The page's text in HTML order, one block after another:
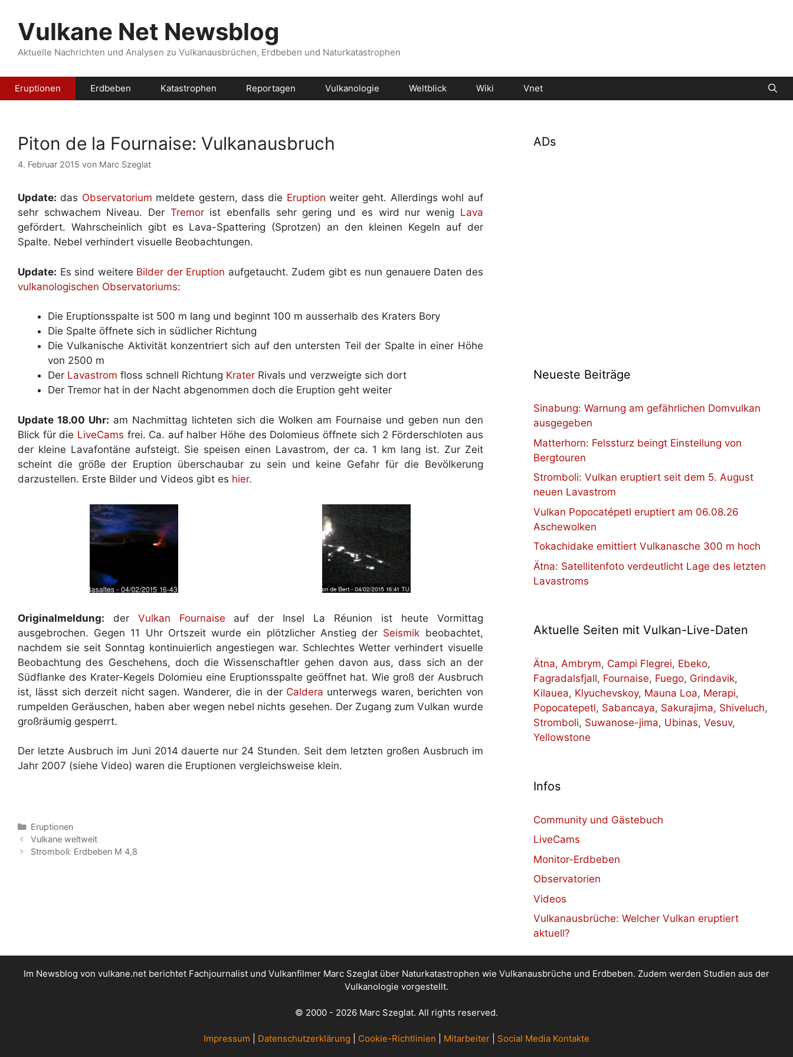
Inhalt
springenVulkane Net Newsblog
Aktuelle Nachrichten und Analysen zu Vulkanausbrüchen, Erdbeben und Naturkatastrophen
Eruptionen Erdbeben Katastrophen Reportagen Vulkanologie Weltblick Wiki Vnet
Piton de la Fournaise: Vulkanausbruch
4. Februar 2015 von Marc Szeglat
Update: das Observatorium meldete gestern, dass die Eruption weiter geht. Allerdings wohl auf
sehr schwachem Niveau. Der Tremorist ebenfalls sehr gering und es wird nur wenig Lava
gefördert. Wahrscheinlich gibt es Lava-Spattering (Sprotzen) an den kleinen Kegeln auf der
Spalte. Nebel verhindert visuelle Beobachtungen.
Update: Es sind weitere Bilder der Eruption aufgetaucht. Zudem gibt es nun genauere Daten des
vulkanologischen Observatoriums:
Die Eruptionsspalte ist 500 m lang und beginnt 100 m ausserhalb des Kraters Bory
Die Spalte öffnete sich in südlicher Richtung
Die Vulkanische Aktivität konzentriert sich auf den untersten Teil der Spalte in einer Höhe
von 2500 m
Der Lavastrom floss schnell Richtung Krater Rivals und verzweigte sich dort
Der Tremor hat in der Nacht abgenommen doch die Eruption geht weiter
Update 18.00 Uhr: am Nachmittag lichteten sich die Wolken am Fournaise und geben nun den
Blick für die LiveCams frei. Ca. auf halber Höhe des Dolomieus öffnete sich 2 Förderschloten aus
der kleine Lavafontäne aufsteigt. Sie speisen einen Lavastrom, der ca. 1 km lang ist. Zur Zeit
scheint die größe der Eruption überschaubar zu sein und keine Gefahr für die Bevölkerung
darzustellen. Erste Bilder und Videos gibt es hier.
Originalmeldung: der Vulkan Fournaise auf der Insel La Réunion ist heute Vormittag
ausgebrochen. Gegen 11 Uhr Ortszeit wurde ein plötzlicher Anstieg der Seismik beobachtet,
nachdem sie seit Sonntag kontinuierlich angestiegen war. Schlechtes Wetter verhindert visuelle
Beobachtung des Geschehens, doch die Wissenschaftler gehen davon aus, dass sich an der
Südflanke des Krater-Kegels Dolomieu eine Eruptionsspalte geöffnet hat. Wie groß der Ausbruch
ist, lässt sich derzeit nicht sagen. Wanderer, die in der Caldera unterwegs waren, berichten von
rumpelden Geräuschen, haben aber wegen nebel nichts gesehen. Der Zugang zum Vulkan wurde
großräumig gesperrt.
Der letzte Ausbruch im Juni 2014 dauerte nur 24 Stunden. Seit dem letzten großen Ausbruch im
Jahr 2007 (siehe Video) waren die Eruptionen vergleichsweise klein.
Kategorien
Eruptionen
Vulkane weltweit
Stromboli: Erdbeben M 4,8
ADs
Neueste Beiträge
Sinabung: Warnung am gefährlichen Domvulkan
ausgegeben
Matterhorn: Felssturz beingt Einstellung von
Bergtouren
Stromboli: Vulkan eruptiert seit dem 5. August
neuen Lavastrom
Vulkan Popocatépetl eruptiert am 06.08.26
Aschewolken
Tokachidake emittiert Vulkanasche 300 m hoch
Ätna: Satellitenfoto verdeutlicht Lage des letzten
Lavastroms
Aktuelle Seiten mit Vulkan-Live-Daten
Ätna, Ambrym, Campi Flegrei, Ebeko,
Fagradalsfjall, Fournaise, Fuego, Grindavik,
Kilauea, Klyuchevskoy, Mauna Loa, Merapi,
Popocatepetl, Sabancaya, Sakurajima, Shiveluch,
Stromboli, Suwanose-jima, Ubinas, Vesuv,
Yellowstone
Infos
Community und Gästebuch
LiveCams
Monitor-Erdbeben
Observatorien
Videos
Vulkanausbrüche: Welcher Vulkan eruptiert
aktuell?
Im Newsblog von vulkane.net berichtet Fachjournalist und Vulkanfilmer Marc Szeglat über Naturkatastrophen wie Vulkanausbrüche und Erdbeben. Zudem werden Studien aus der
Vulkanologie vorgestellt.
© 2000 - 2026 Marc Szeglat. All rights reserved.
Impressum Datenschutzerklärung Cookie-Richtlinien Mitarbeiter Social Media Kontakte